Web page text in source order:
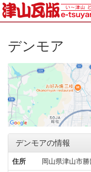
デンモア
デンモアの情報
住所 岡山県津山市勝